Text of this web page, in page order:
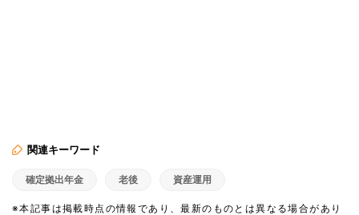
関連キーワード
確定拠出年金 老後 資産運用
※本記事は掲載時点の情報であり、最新のものとは異なる場合があり